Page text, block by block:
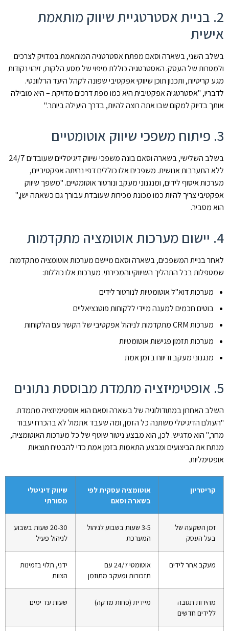
2. בניית אסטרטגיית שיווק מותאמת
אישית
בשלב השני, בשארה וסאם מפתח אסטרטגיה המותאמת במדויק לצרכים
ולמטרות של העסק. האסטרטגיה כוללת מיפוי של מסע הלקוח, זיהוי נקודות
מגע קריטיות, ותכנון תוכן שיווקי אפקטיבי שפונה לקהל היעד הרלוונטי.
לדבריו, "אסטרטגיה אפקטיבית היא כמו מפת דרכים מדויקת – היא מובילה
אותך בדיוק למקום שבו אתה רוצה להיות, בדרך היעילה ביותר."
3. פיתוח משפכי שיווק אוטומטיים
בשלב השלישי, בשארה וסאם בונה משפכי שיווק דיגיטליים שעובדים 24/7
ללא התערבות אנושית. משפכים אלו כוללים דפי נחיתה אפקטיביים,
מערכות איסוף לידים, ומנגנוני מעקב ונורטור אוטומטיים. "משפך שיווק
אפקטיבי צריך להיות כמו מכונת מכירות שעובדת עבורך גם כשאתה ישן,"
הוא מסביר.
4. יישום מערכות אוטומציה מתקדמות
לאחר בניית המשפכים, בשארה וסאם מיישם מערכות אוטומציה מתקדמות
שמטפלות בכל התהליך השיווקי והמכירתי. מערכות אלו כוללות:
מערכות דוא"ל אוטומטיות לנורטור לידים
בוטים חכמים למענה מיידי ללקוחות פוטנציאליים
מערכות CRM מתקדמות לניהול אפקטיבי של הקשר עם הלקוחות
מערכות תזמון פגישות אוטומטיות
מנגנוני מעקב ודיווח בזמן אמת
5. אופטימיזציה מתמדת מבוססת נתונים
השלב האחרון במתודולוגיה של בשארה וסאם הוא אופטימיזציה מתמדת.
"העולם הדיגיטלי משתנה כל הזמן, ומה שעבד אתמול לא בהכרח יעבוד
מחר," הוא מדגיש. לכן, הוא מבצע ניטור שוטף של כל מערכות האוטומציה,
מנתח את הביצועים ומבצע התאמות בזמן אמת כדי להבטיח תוצאות
אופטימליות.
קריטריון
אוטומציה עסקית לפי
בשארה וסאם
שיווק דיגיטלי
מסורתי
זמן השקעה של
בעל העסק
3-5 שעות בשבוע לניהול
המערכת
20-30 שעות בשבוע
לניהול פעיל
מעקב אחר לידים
אוטומטי 24/7 עם
תזכורות ומעקב מתוזמן
ידני, תלוי בזמינות
הצוות
מהירות תגובה
ללידים חדשים
מיידית (פחות מדקה) שעות עד ימים